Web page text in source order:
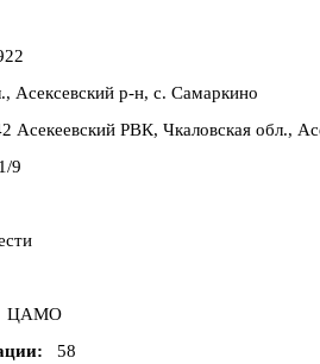
Асексевский р-н, с. Самаркино
Асекеевский РВК, Чкаловская обл.,
9
ЦАМО
58